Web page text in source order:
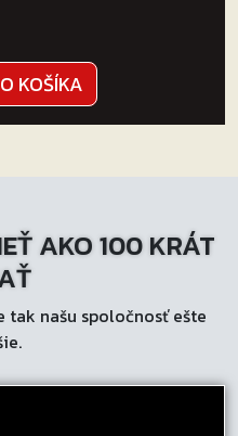
KOŠÍKA
AKO 100 KRÁT
našu spoločnosť ešte